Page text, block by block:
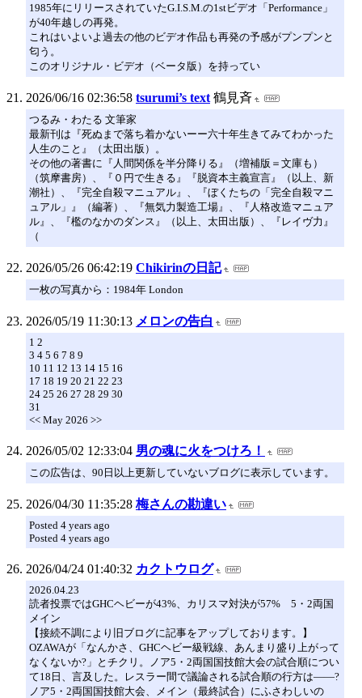
1985年にリリースされていたG.I.S.M.の1stビデオ「Performance」
が40年越しの再発。
これはいよいよ過去の他のビデオ作品も再発の予感がプンプンと
匂う。
このオリジナル・ビデオ（ベータ版）を持ってい
2026/06/16 02:36:58 tsurumi’s text 鶴見斉
つるみ・わたる 文筆家
最新刊は『死ぬまで落ち着かないーー六十年生きてみてわかった
人生のこと』（太田出版）。
その他の著書に『人間関係を半分降りる』（増補版＝文庫も）
（筑摩書房）、『０円で生きる』『脱資本主義宣言』（以上、新
潮社）、『完全自殺マニュアル』、『ぼくたちの「完全自殺マニ
ュアル」』（編著）、『無気力製造工場』、『人格改造マニュア
ル』、『檻のなかのダンス』（以上、太田出版）、『レイヴ力』
（
2026/05/26 06:42:19 Chikirinの日記
一枚の写真から：1984年 London
2026/05/19 11:30:13 メロンの告白
1 2
3 4 5 6 7 8 9
10 11 12 13 14 15 16
17 18 19 20 21 22 23
24 25 26 27 28 29 30
31
<< May 2026 >>
2026/05/02 12:33:04 男の魂に火をつけろ！
この広告は、90日以上更新していないブログに表示しています。
2026/04/30 11:35:28 梅さんの勘違い
Posted 4 years ago
Posted 4 years ago
2026/04/24 01:40:32 カクトウログ
2026.04.23
読者投票ではGHCヘビーが43%、カリスマ対決が57% 5・2両国
メイン
【接続不調により旧ブログに記事をアップしております。】
OZAWAが「なんかさ、GHCヘビー級戦線、あんまり盛り上がって
なくないか?」とチクリ。ノア5・2両国国技館大会の試合順につい
て18日、言及した。レスラー間で議論される試合順の行方は——?
ノア5・2両国国技館大会、メイン（最終試合）にふさわしいの